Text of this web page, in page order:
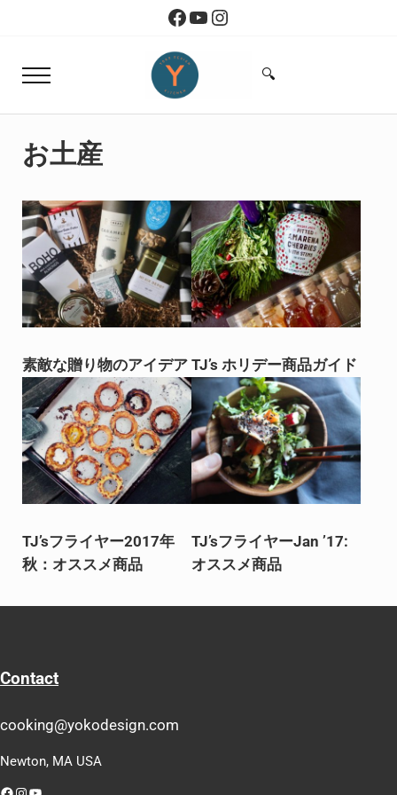
Skip to header right navigationFacebook
YouTube
Instagram
Menu
Yoko Design Kitchen
Search...
🔍
お土産
素敵な贈り物のアイデア TJ’s ホリデー商品ガイド
TJ’sフライヤー2017年
秋：オススメ商品
TJ’sフライヤーJan ’17:
オススメ商品
Contact
cooking@yokodesign.com
Newton, MA USA
Facebook
Instagram
YouTube